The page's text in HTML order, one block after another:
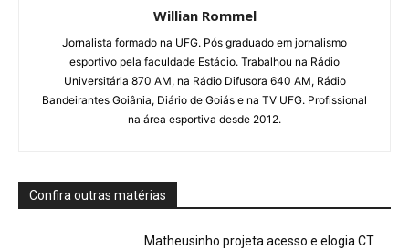
Willian Rommel
Jornalista formado na UFG. Pós graduado em jornalismo
esportivo pela faculdade Estácio. Trabalhou na Rádio
Universitária 870 AM, na Rádio Difusora 640 AM, Rádio
Bandeirantes Goiânia, Diário de Goiás e na TV UFG. Profissional
na área esportiva desde 2012.
Confira outras matérias
Matheusinho projeta acesso e elogia CT